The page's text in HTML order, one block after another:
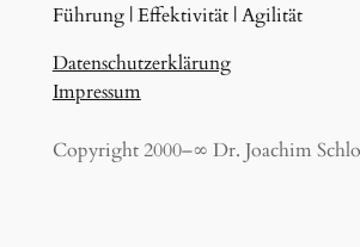
Führung | Effektivität | Agilität
Datenschutzerklärung
Impressum
Copyright 2000–∞ Dr. Joachim